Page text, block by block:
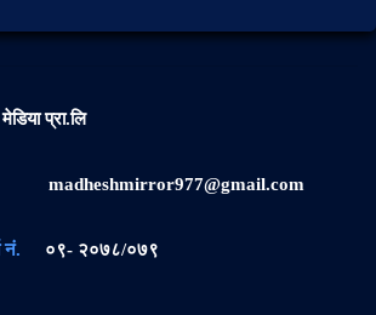
प्रा.लि
madheshmirror977@gmail.com
नं. ०९- २०७८/०७९